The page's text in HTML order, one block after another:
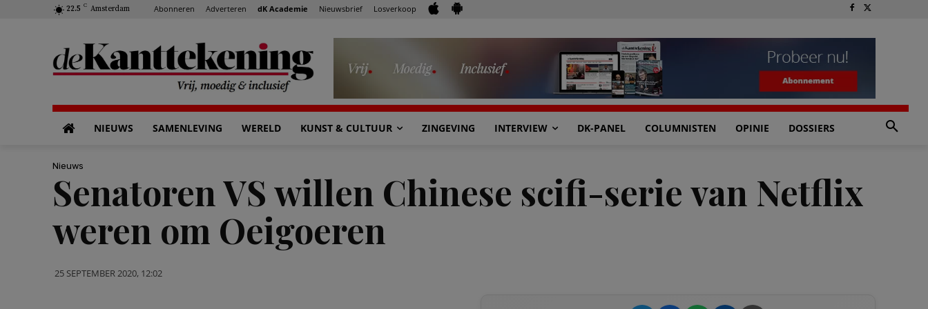
22.5 C Amsterdam Abonneren Adverteren dK Academie Nieuwsbrief Losverkoop
NIEUWS SAMENLEVING WERELD KUNST & CULTUUR ZINGEVING INTERVIEW DK-PANEL COLUMNISTEN OPINIE DOSSIERS
Nieuws
Senatoren VS willen Chinese scifi-serie van Netflix
weren om Oeigoeren
25 SEPTEMBER 2020, 12:02